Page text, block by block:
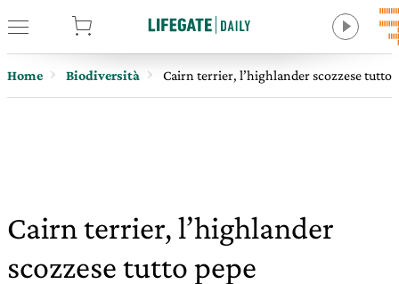
Home Biodiversità Cairn terrier, l’highlander scozzese tutto
Cairn terrier, l’highlander
scozzese tutto pepe